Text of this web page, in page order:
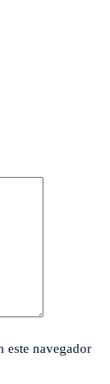
este navegador